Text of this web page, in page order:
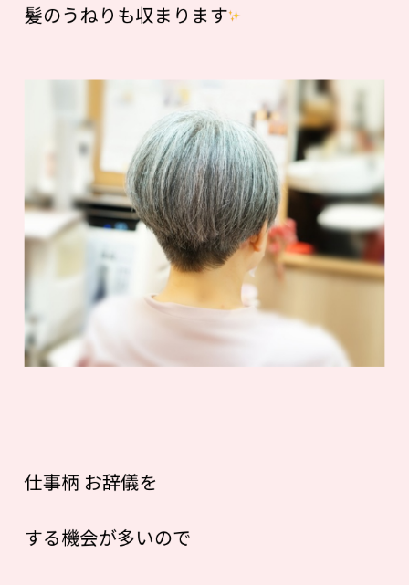
髪のうねりも収まります
仕事柄 お辞儀を
する機会が多いので